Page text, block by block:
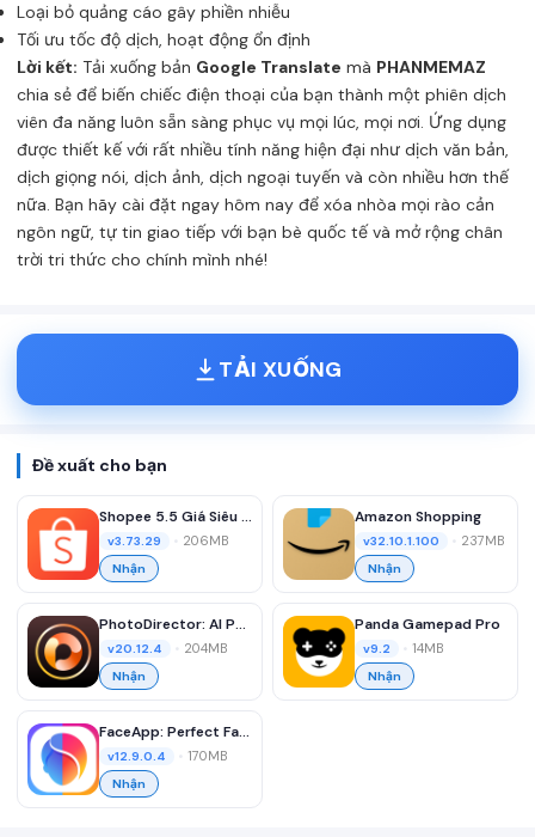
Loại bỏ quảng cáo gây phiền nhiễu
Tối ưu tốc độ dịch, hoạt động ổn định
Lời kết: Tải xuống bản Google Translate mà PHANMEMAZ
chia sẻ để biến chiếc điện thoại của bạn thành một phiên dịch
viên đa năng luôn sẵn sàng phục vụ mọi lúc, mọi nơi. Ứng dụng
được thiết kế với rất nhiều tính năng hiện đại như dịch văn bản,
dịch giọng nói, dịch ảnh, dịch ngoại tuyến và còn nhiều hơn thế
nữa. Bạn hãy cài đặt ngay hôm nay để xóa nhòa mọi rào cản
ngôn ngữ, tự tin giao tiếp với bạn bè quốc tế và mở rộng chân
trời tri thức cho chính mình nhé!
TẢI XUỐNG
Đề xuất cho bạn
Shopee 5.5 Giá Siêu Ưu Đãi
v3.73.29 206MB
Nhận
Amazon Shopping
v32.10.1.100 237MB
Nhận
PhotoDirector: AI Photo Editor
v20.12.4 204MB
Nhận
Panda Gamepad Pro
v9.2 14MB
Nhận
FaceApp: Perfect Face Editor
v12.9.0.4 170MB
Nhận